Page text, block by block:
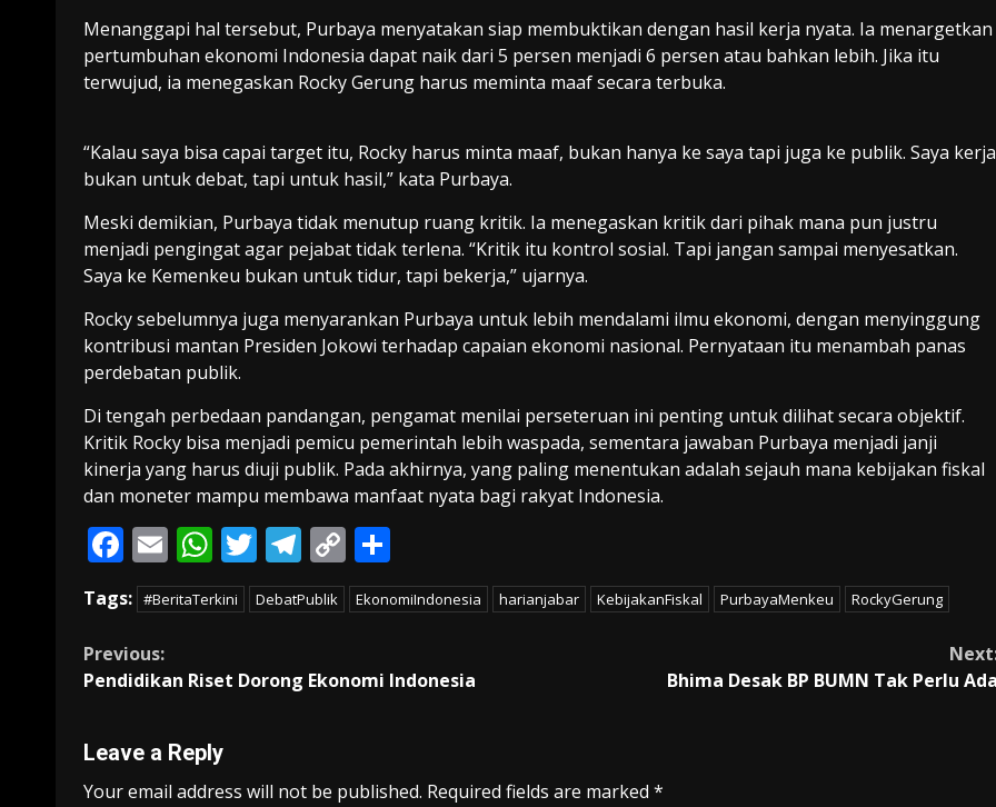
Menanggapi hal tersebut, Purbaya menyatakan siap membuktikan dengan hasil kerja nyata. Ia menargetkan
pertumbuhan ekonomi Indonesia dapat naik dari 5 persen menjadi 6 persen atau bahkan lebih. Jika itu
terwujud, ia menegaskan Rocky Gerung harus meminta maaf secara terbuka.
“Kalau saya bisa capai target itu, Rocky harus minta maaf, bukan hanya ke saya tapi juga ke publik. Saya kerja
bukan untuk debat, tapi untuk hasil,” kata Purbaya.
Meski demikian, Purbaya tidak menutup ruang kritik. Ia menegaskan kritik dari pihak mana pun justru
menjadi pengingat agar pejabat tidak terlena. “Kritik itu kontrol sosial. Tapi jangan sampai menyesatkan.
Saya ke Kemenkeu bukan untuk tidur, tapi bekerja,” ujarnya.
Rocky sebelumnya juga menyarankan Purbaya untuk lebih mendalami ilmu ekonomi, dengan menyinggung
kontribusi mantan Presiden Jokowi terhadap capaian ekonomi nasional. Pernyataan itu menambah panas
perdebatan publik.
Di tengah perbedaan pandangan, pengamat menilai perseteruan ini penting untuk dilihat secara objektif.
Kritik Rocky bisa menjadi pemicu pemerintah lebih waspada, sementara jawaban Purbaya menjadi janji
kinerja yang harus diuji publik. Pada akhirnya, yang paling menentukan adalah sejauh mana kebijakan fiskal
dan moneter mampu membawa manfaat nyata bagi rakyat Indonesia.
F
ac
e
b
o
k
E
m
ai
W
h
at
A
p
T
w
itt
T
el
e
a
C
o
p
Li
h
ar
Tags: #BeritaTerkini DebatPublik EkonomiIndonesia harianjabar KebijakanFiskal PurbayaMenkeu RockyGerung
Continue
Previous:
Pendidikan Riset Dorong Ekonomi Indonesia
Bhima Desak BP BUMN Tak Perlu
Leave a Reply
Your email address will not be published. Required fields are marked *